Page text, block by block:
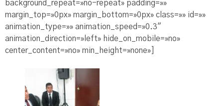
background_repeat=»no-repeat» padding=»»
margin_top=»0px» margin_bottom=»0px» class=»» id=»»
animation_type=»» animation_speed=»0.3″
animation_direction=»left» hide_on_mobile=»no»
center_content=»no» min_height=»none»]